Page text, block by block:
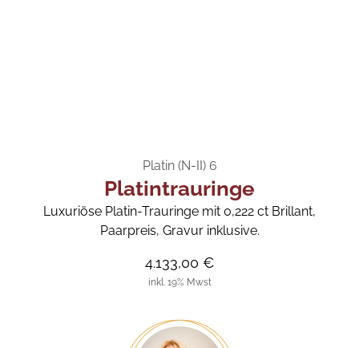
Platin (N-II) 6
Platintrauringe
Luxuriöse Platin-Trauringe mit 0,222 ct Brillant,
Paarpreis, Gravur inklusive.
4.133,00 €
inkl. 19% Mwst